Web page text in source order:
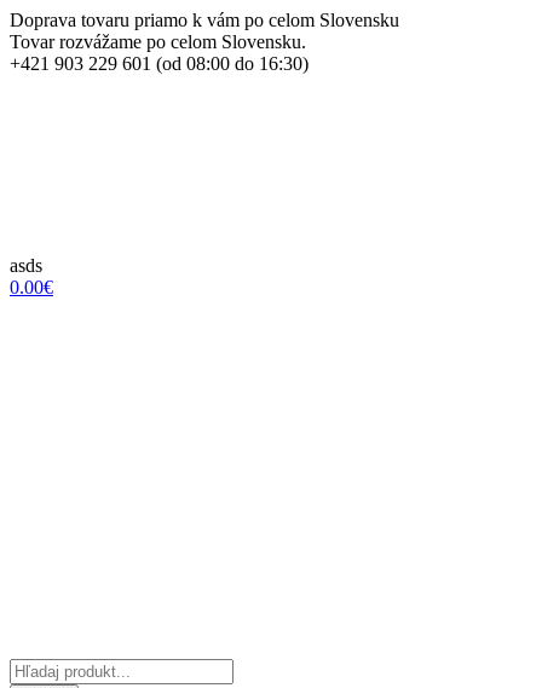
Doprava tovaru priamo k vám po celom Slovensku
Tovar rozvážame po celom Slovensku.
+421 903 229 601 (od 08:00 do 16:30)
asds
0.00€